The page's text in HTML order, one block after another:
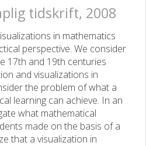
tidskrift, 2008
in mathematics
perspective. We consider
17th and 19th centuries
and visualizations in
the problem of what a
learning can achieve. In an
what mathematical
made on the basis of a
that a visualization in